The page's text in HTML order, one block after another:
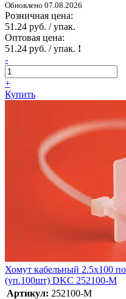
Обновлено 07.08.2026
Розничная цена:
51.24 руб. / упак.
Оптовая цена:
51.24 руб. / упак. !
-
+
Купить
Хомут кабельный 2.5х100
(уп.100шт) DKC 252100-M
Артикул: 252100-M